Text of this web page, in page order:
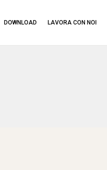
DOWNLOAD LAVORA CON NOI